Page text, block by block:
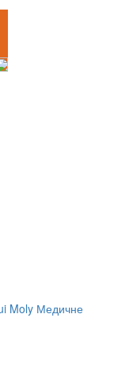
Moly Медичне